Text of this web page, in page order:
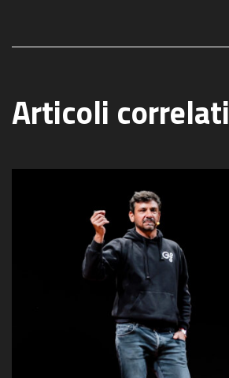
Articoli correlati